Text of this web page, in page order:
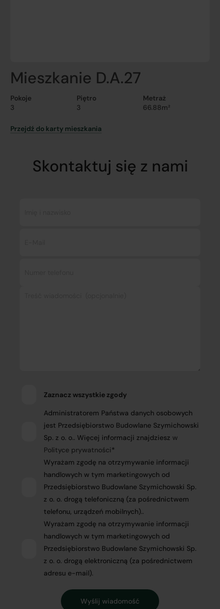
Mieszkanie D.A.27
Pokoje
3
Piętro
3
Metraż
66.88m²
Przejdź do karty mieszkania
Skontaktuj się z nami
Zaznacz wszystkie zgody
Administratorem Państwa danych osobowych
jest Przedsiębiorstwo Budowlane Szymichowski
Sp. z o. o.. Więcej informacji znajdziesz w
Polityce prywatności*
Wyrażam zgodę na otrzymywanie informacji
handlowych w tym marketingowych od
Przedsiębiorstwo Budowlane Szymichowski Sp.
z o. o. drogą telefoniczną (za pośrednictwem
telefonu, urządzeń mobilnych)..
Wyrażam zgodę na otrzymywanie informacji
handlowych w tym marketingowych od
Przedsiębiorstwo Budowlane Szymichowski Sp.
z o. o. drogą elektroniczną (za pośrednictwem
adresu e-mail).